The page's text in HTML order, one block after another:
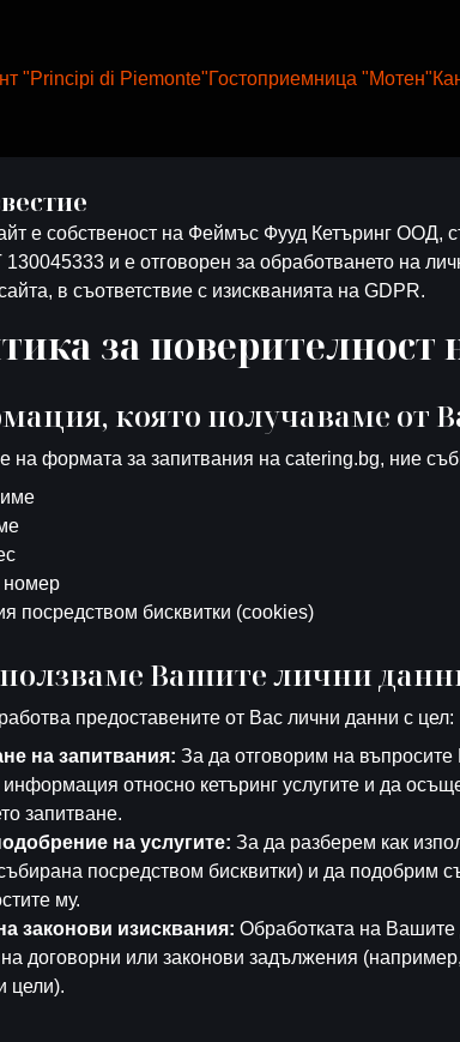
"Principi di Piemonte"Гостоприемница "Мотен"
е собственост на Феймъс Фууд Кетъринг ООД,
и е отговорен за обработването на
в съответствие с изискванията на GDPR.
за поверителност
която получаваме от
на формата за запитвания на catering.bg, ние
посредством бисквитки (cookies)
Вашите лични
предоставените от Вас лични данни с цел:
на запитвания: За да отговорим на
относно кетъринг услугите и да
запитване.
на услугите: За да разберем как
посредством бисквитки) и да подобрим
му.
законови изисквания: Обработката на
договорни или законови задължения
цели).